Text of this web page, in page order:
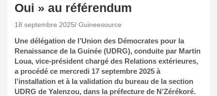
Oui » au référendum
18 septembre 2025 Guineesource
Une délégation de l’Union des Démocrates pour la
Renaissance de la Guinée (UDRG), conduite par Martin
Loua, vice-président chargé des Relations extérieures,
a procédé ce mercredi 17 septembre 2025 à
l’installation et à la validation du bureau de la section
UDRG de Yalenzou, dans la préfecture de N’Zérékoré.